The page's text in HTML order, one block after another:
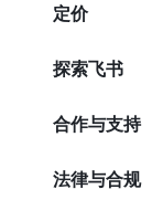
定价
探索飞书
合作与支持
法律与合规